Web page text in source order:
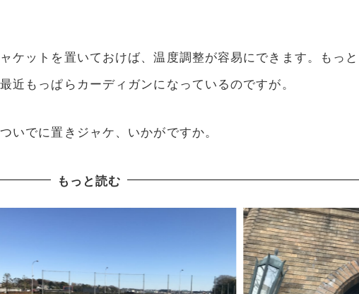
ケットを置いておけば、温度調整が容易にできます。もっ
もっぱらカーディガンになっているのですが。
でに置きジャケ、いかがですか。
もっと読む